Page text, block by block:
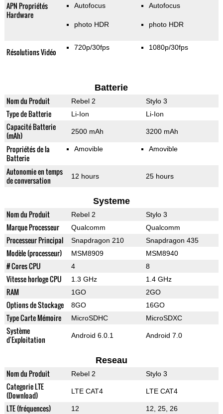
APN Propriétés
Hardware
Autofocus
photo HDR
Autofocus
photo HDR
Résolutions Vidéo 720p/30fps 1080p/30fps
Batterie
Nom du Produit Rebel 2 Stylo 3
Type de Batterie Li-Ion Li-Ion
Capacité Batterie
(mAh)
2500 mAh 3200 mAh
Propriétés de la
Batterie
Amovible Amovible
Autonomie en temps
de conversation
12 hours 25 hours
Systeme
Nom du Produit Rebel 2 Stylo 3
Marque Processeur Qualcomm Qualcomm
Processeur Principal Snapdragon 210 Snapdragon 435
Modèle (processeur) MSM8909 MSM8940
# Cores CPU 4 8
Vitesse horloge CPU 1.3 GHz 1.4 GHz
RAM 1GO 2GO
Options de Stockage 8GO 16GO
Type Carte Mémoire MicroSDHC MicroSDXC
Système
d'Exploitation
Android 6.0.1 Android 7.0
Reseau
Nom du Produit Rebel 2 Stylo 3
Categorie LTE
(Download)
LTE CAT4 LTE CAT4
LTE (fréquences) 12 12, 25, 26